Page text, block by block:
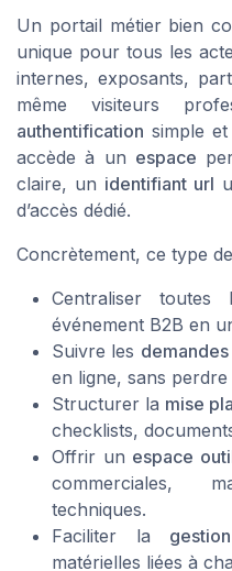
Un portail métier bien
unique pour tous les
internes, exposants,
même visiteurs
authentification simple
accède à un espace
claire, un identifiant url
d’accès dédié.
Concrètement, ce type de
Centraliser toutes
événement B2B en
Suivre les demandes
en ligne, sans
Structurer la mise
checklists,
Offrir un espace
commerciales,
techniques.
Faciliter la
matérielles liées à